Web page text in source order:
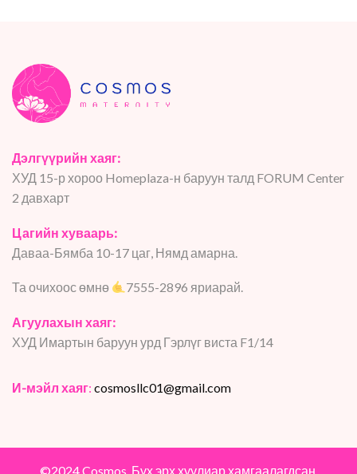
Дэлгүүрийн хаяг:
ХУД 15-р хороо Homeplaza-н баруун талд FORUM Center
2 давхарт
Цагийн хуваарь:
Даваа-Бямба 10-17 цаг, Нямд амарна.
Та очихоос өмнө 7555-2896 яриарай.
Агуулахын хаяг:
ХУД Имартын баруун урд Гэрлүг виста F1/14
И-мэйл хаяг: cosmosllc01@gmail.com
©2024 Cosmos. Бүх эрх хуулиар хамгаалагдсан.